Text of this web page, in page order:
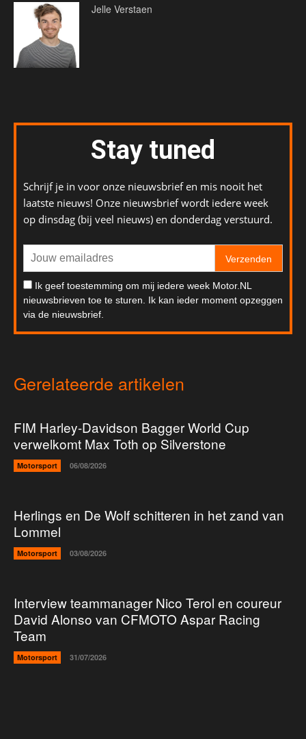
Jelle Verstaen
Stay tuned
Schrijf je in voor onze nieuwsbrief en mis nooit het
laatste nieuws! Onze nieuwsbrief wordt iedere week
op dinsdag (bij veel nieuws) en donderdag verstuurd.
Verzenden
Ik geef toestemming om mij iedere week Motor.NL
nieuwsbrieven toe te sturen. Ik kan ieder moment opzeggen
via de nieuwsbrief.
Gerelateerde artikelen
FIM Harley-Davidson Bagger World Cup
verwelkomt Max Toth op Silverstone
Motorsport 06/08/2026
Herlings en De Wolf schitteren in het zand van
Lommel
Motorsport 03/08/2026
Interview teammanager Nico Terol en coureur
David Alonso van CFMOTO Aspar Racing
Team
Motorsport 31/07/2026